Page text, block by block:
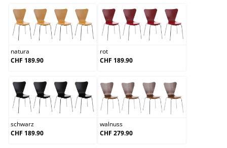
natura
natura
CHF 189.90
rot
rot
CHF 189.90
schwarz
schwarz
CHF 189.90
walnuss
walnuss
CHF 279.90